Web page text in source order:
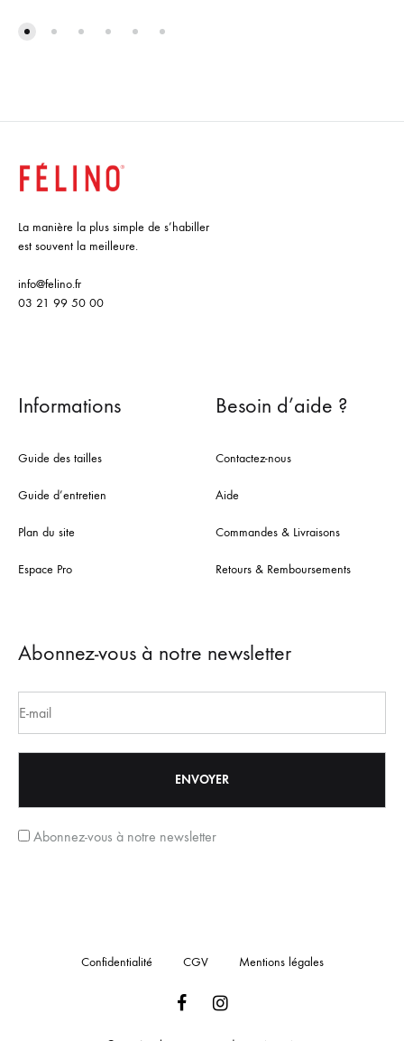
La manière la plus simple de s’habiller
est souvent la meilleure.
info@felino.fr
03 21 99 50 00
Informations
Guide des tailles
Guide d’entretien
Plan du site
Espace Pro
Besoin d’aide ?
Contactez-nous
Aide
Commandes & Livraisons
Retours & Remboursements
Abonnez-vous à notre newsletter
Abonnez-vous à notre newsletter
Confidentialité CGV Mentions légales
FacebookInstagram